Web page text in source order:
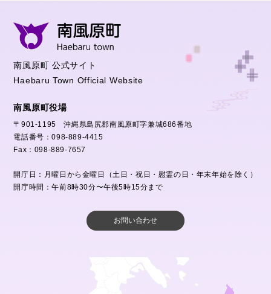
南風原町 公式サイト
Haebaru Town Official Website
南風原町役場
〒901-1195 沖縄県島尻郡南風原町字兼城686番地
電話番号：098-889-4415
Fax：098-889-7657
開庁日：月曜日から金曜日（土日・祝日・慰霊の日・年末年始を除く）
開庁時間：午前8時30分〜午後5時15分まで
お問い合わせ